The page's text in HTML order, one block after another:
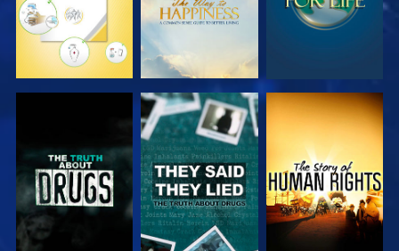
ΠΑΡΑΚΟΛΟΥΘΗΣΤΕ ΠΑΡΑΚΟΛΟΥΘΗΣΤΕ ΠΑΡΑΚΟΛΟΥΘΗΣΤΕ